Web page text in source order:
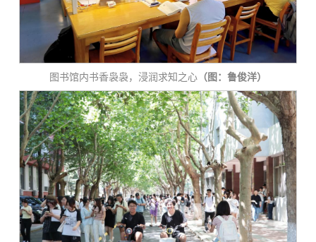
图书馆内书香袅袅，浸润求知之心 （图：鲁俊洋）